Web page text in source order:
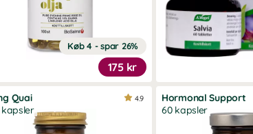
Køb 4 - spar 26%
175 kr
Quai
kapsler
4.9
Hormonal Support
60 kapsler